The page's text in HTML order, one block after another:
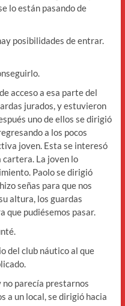
lo están pasando de
posibilidades de entrar.
acceso a esa parte del
jurados, y estuvieron
uno de ellos se dirigió
a los pocos
joven. Esta se interesó
cartera. La joven lo
Paolo se dirigió
señas para que nos
altura, los guardas
que pudiésemos pasar.
del club náutico al que
no parecía prestarnos
a un local, se dirigió hacia